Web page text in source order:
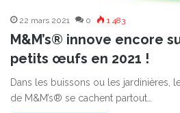
22 mars 2021 0 1 483
M&M’s® innove encore
petits œufs en 2021 !
Dans les buissons ou les jardinières,
de M&M’s® se cachent partout…